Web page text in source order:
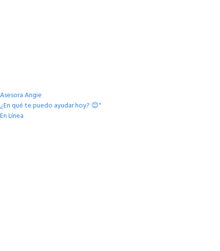
Asesora Angie
¿En qué te puedo ayudar hoy? 😊"
En Línea